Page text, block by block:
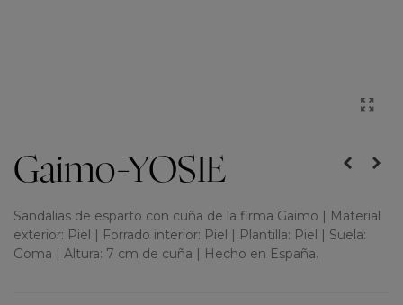
Gaimo-YOSIE
Sandalias de esparto con cuña de la firma Gaimo | Material
exterior: Piel | Forrado interior: Piel | Plantilla: Piel | Suela:
Goma | Altura: 7 cm de cuña | Hecho en España.